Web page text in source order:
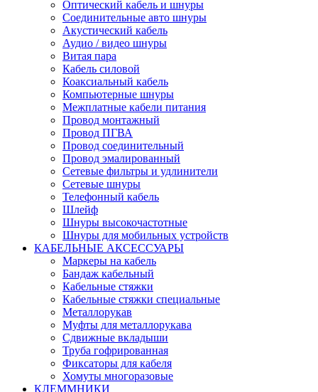
Оптический кабель и шнуры
Соединительные авто шнуры
Акустический кабель
Аудио / видео шнуры
Витая пара
Кабель силовой
Коаксиальный кабель
Компьютерные шнуры
Межплатные кабели питания
Провод монтажный
Провод ПГВА
Провод соединительный
Провод эмалированный
Сетевые фильтры и удлинители
Сетевые шнуры
Телефонный кабель
Шлейф
Шнуры высокочастотные
Шнуры для мобильных устройств
КАБЕЛЬНЫЕ АКСЕССУАРЫ
Маркеры на кабель
Бандаж кабельный
Кабельные стяжки
Кабельные стяжки специальные
Металлорукав
Муфты для металлорукава
Сдвижные вкладыши
Труба гофрированная
Фиксаторы для кабеля
Хомуты многоразовые
КЛЕММНИКИ